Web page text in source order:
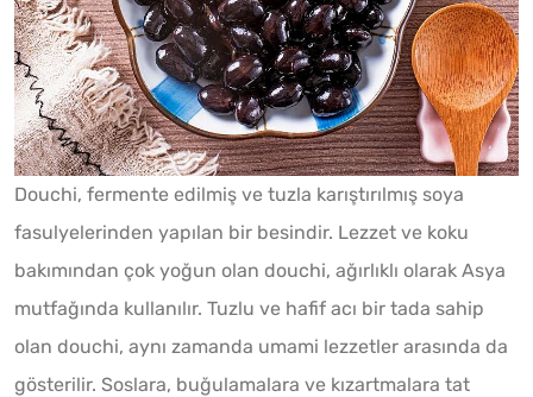
Douchi, fermente edilmiş ve tuzla karıştırılmış soya
fasulyelerinden yapılan bir besindir. Lezzet ve koku
bakımından çok yoğun olan douchi, ağırlıklı olarak Asya
mutfağında kullanılır. Tuzlu ve hafif acı bir tada sahip
olan douchi, aynı zamanda umami lezzetler arasında da
gösterilir. Soslara, buğulamalara ve kızartmalara tat